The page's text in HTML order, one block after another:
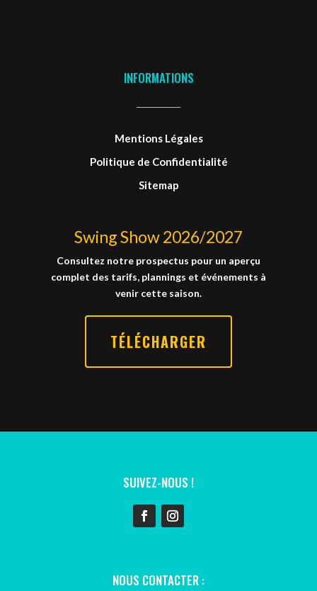
INFORMATIONS
Mentions Légales
Politique de Confidentialité
Sitemap
Swing Show 2026/2027
Consultez notre prospectus pour un aperçu
complet des tarifs, plannings et événements à
venir cette saison.
TÉLÉCHARGER
SUIVEZ-NOUS !
NOUS CONTACTER :